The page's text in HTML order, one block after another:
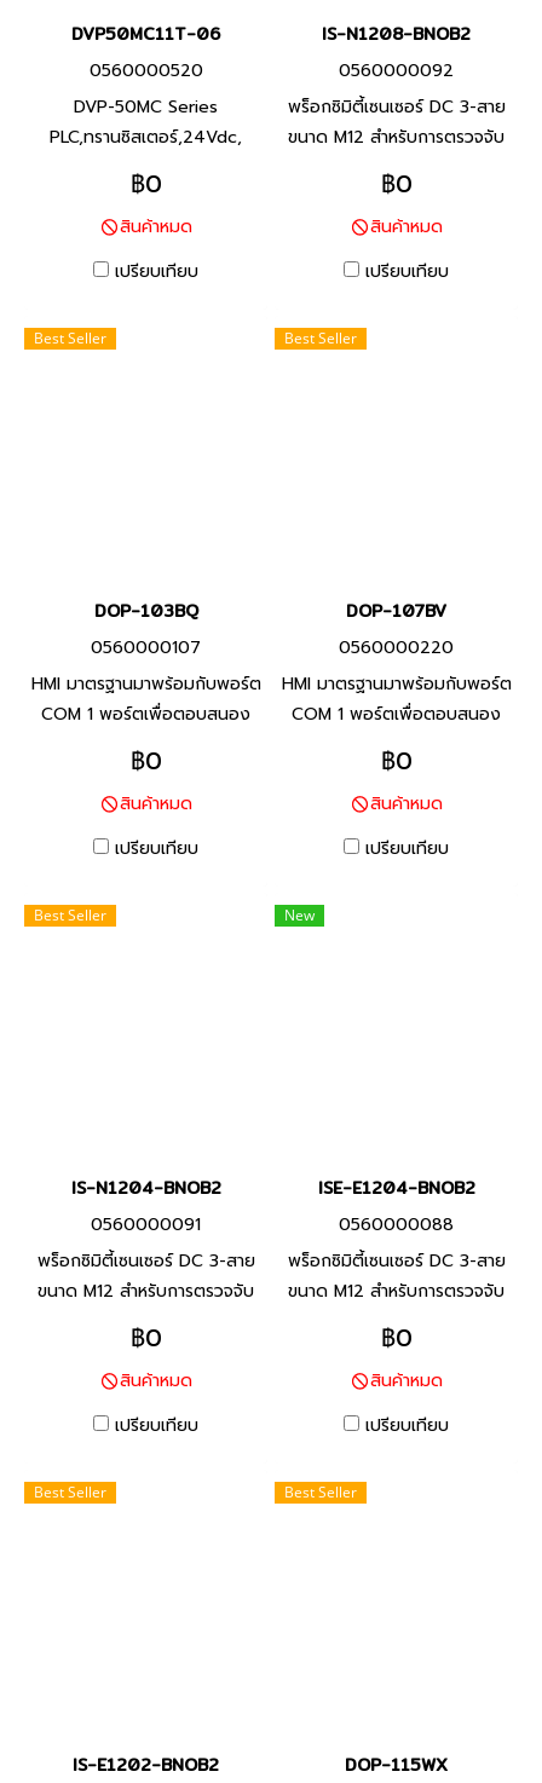
DVP50MC11T-06
0560000520
DVP-50MC Series
PLC,ทรานซิสเตอร์,24Vdc,
Product P/N: DVP50MC11T-
06 I/O Points 16/8,
Program Capacity 20M,
Built-in RS-232, RS-485
แบรนด์ เดลต้า สินค้าแบรนด์
฿0
สินค้าหมด
เปรียบเทียบ
IS-N1208-BNOB2
0560000092
พร็อกซิมิตี้เซนเซอร์ DC 3-สาย
ขนาด M12 สำหรับการตรวจจับ
โลหะประเภทเหล็ก ทนต่อสภาพ
แวดล้อมด้วยสายมาตราฐานที่ทำ
จาก PVC ทนน้ำมัน และพื้นผิว
ตรวจจับที่ทำจากวัสดุที่ทนต่อ
฿0
สินค้าหมด
เปรียบเทียบ
Best Seller
DOP-103BQ
0560000107
HMI มาตรฐานมาพร้อมกับพอร์ต
COM 1 พอร์ตเพื่อตอบสนอง
ความต้องการของลูกค้าส่วน
ใหญ่ เพื่อการเชื่อมต่อกับ
อุปกรณ์อื่นอย่างรวดเร็ว
฿0
สินค้าหมด
เปรียบเทียบ
Best Seller
DOP-107BV
0560000220
HMI มาตรฐานมาพร้อมกับพอร์ต
COM 1 พอร์ตเพื่อตอบสนอง
ความต้องการของลูกค้าส่วน
ใหญ่ เพื่อการเชื่อมต่อกับ
อุปกรณ์อื่นอย่างรวดเร็ว
฿0
สินค้าหมด
เปรียบเทียบ
Best Seller
IS-N1204-BNOB2
0560000091
พร็อกซิมิตี้เซนเซอร์ DC 3-สาย
ขนาด M12 สำหรับการตรวจจับ
โลหะประเภทเหล็ก ทนต่อสภาพ
แวดล้อมด้วยสายมาตราฐานที่ทำ
จาก PVC ทนน้ำมัน และพื้นผิว
ตรวจจับที่ทำจากวัสดุที่ทนต่อ
฿0
สินค้าหมด
เปรียบเทียบ
New
ISE-E1204-BNOB2
0560000088
พร็อกซิมิตี้เซนเซอร์ DC 3-สาย
ขนาด M12 สำหรับการตรวจจับ
โลหะประเภทเหล็ก ทนต่อสภาพ
แวดล้อมด้วยสายมาตราฐานที่ทำ
จาก PVC ทนน้ำมัน และพื้นผิว
ตรวจจับที่ทำจากวัสดุที่ทนต่อ
฿0
สินค้าหมด
เปรียบเทียบ
Best Seller
IS-E1202-BNOB2
Best Seller
DOP-115WX